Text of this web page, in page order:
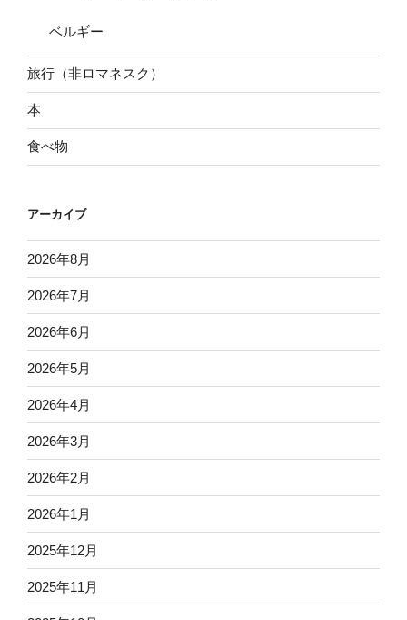
ベルギー
旅行（非ロマネスク）
本
食べ物
アーカイブ
2026年8月
2026年7月
2026年6月
2026年5月
2026年4月
2026年3月
2026年2月
2026年1月
2025年12月
2025年11月